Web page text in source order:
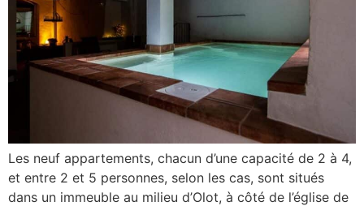
Les neuf appartements, chacun d’une capacité de 2 à 4,
et entre 2 et 5 personnes, selon les cas, sont situés
dans un immeuble au milieu d’Olot, à côté de l’église de